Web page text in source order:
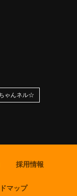
ゃんネル☆
採用情報
マップ